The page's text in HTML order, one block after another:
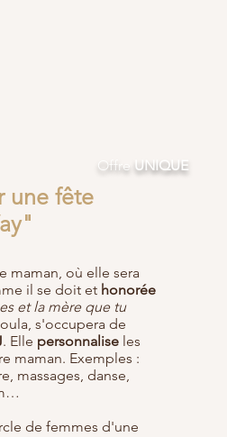
une fête
OffreUNIQUE
maman, où elle sera
il se doit et honorée
et la mère que tu
s'occupera de
. Elle personnalise les
maman. Exemples :
massages, danse,
de femmes d'une